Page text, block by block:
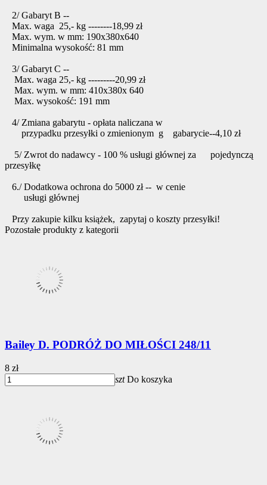
2/ Gabaryt B --
Max. waga 25,- kg --------18,99 zł
Max. wym. w mm: 190x380x640
Minimalna wysokość: 81 mm
3/ Gabaryt C --
Max. waga 25,- kg ---------20,99 zł
Max. wym. w mm: 410x380x 640
Max. wysokość: 191 mm
4/ Zmiana gabarytu - opłata naliczana w
przypadku przesyłki o zmienionym g gabarycie--4,10 zł
5/ Zwrot do nadawcy - 100 % usługi głównej za pojedynczą
przesyłkę
6./ Dodatkowa ochrona do 5000 zł -- w cenie
usługi głównej
Przy zakupie kilku książek, zapytaj o koszty przesyłki!
Pozostałe produkty z kategorii
Bailey D. PODRÓŻ DO MIŁOŚCI 248/11
8 zł
szt Do koszyka